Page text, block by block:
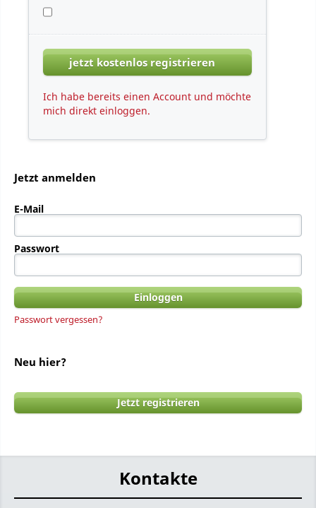
Ich habe bereits einen Account und möchte
mich direkt einloggen.
Jetzt anmelden
E-Mail
Passwort
Passwort vergessen?
Neu hier?
Jetzt registrieren
Kontakte